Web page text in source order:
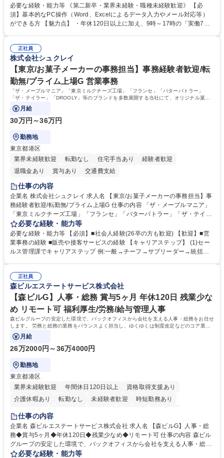
営事務局業務などにも幅広く携わっていただきます。 【会員管理・データ
入力業務】 ・医師（会員）の住所変更、個人情報のシステム登録・更新
・年会費の徴収管理や入金データの照合確認 【問い合わせ対応】 ・会員
年休120日/デスクワーク中心で残業少なめ
必要な経験・能力等 《第二新卒・業界未経験・職種未経験歓迎》 【必
須】基本的なPC操作（Word、Excelによるデータ入力やメール対応等）
ができる方 【魅力点】 ・年休120日以上に加え、9時～17時の「実働7時
整、資料作成、当日の運営サポート 学歴・資格 学歴：大学院 大学 語学
力： 資格：
正社員
株式会社シュクレイ
【東京/お菓子メーカーの事務担当】事務経験者歓迎/転
勤無/プライム上場G 営業事務
「ザ・メープルマニア」「東京ミルクチーズ工場」「フランセ」「バターバトラー」
「ザ・テイラー」「DROOLY」等のブランドを多数展開する当社にて、オリジナル菓子
ブランド商品の事務業務をお任せいたします。
月給
30万円～36万円
勤務地
東京都港区
業界未経験歓迎
転勤なし 住宅手当あり
経験者歓迎
退職金あり
賞与あり 交通費支給
仕事の内容
企業名 株式会社シュクレイ 求人名 【東京/お菓子メーカーの事務担当】事
務経験者歓迎/転勤無/プライム上場G 仕事の内容 「ザ・メープルマニア」
「東京ミルクチーズ工場」「フランセ」「バターバトラー」「ザ・テイラ
ー」「DROOLY」等のブランドを多数展開する当社にて、オリジナル菓子
ブランド商品の事務業務をお任せいたします。 【具体的な業務内容】 ■店
舗からの発注受付/PC入力業務 ■受電対応(社内/社外) ■商品のマスター登
録 ■日々の売上抽出・報告 ■提携企業への書類送付業務 ■契約書管理業務
必要な経験・能力等
必要な経験・能力等 【必須】■社会人経験(26卒の方も歓迎) 【歓迎】■営
業事務の経験 ■販売や接客サービスの経験 【キャリアステップ】 (1)セー
ルス管理課でキャリアステップ 例:一般→チーフ→サブリーダー→統括リ
や個別面談を通してご自身のキャリアと向き合っていただき、会社として
もバックアップしていきます。 学歴・資格 学歴：大学院 大学 高専 短大
専修学校 高校 語学力： 資格：
正社員
森ビルエステートサービス株式会社
【森ビルG】人事・総務 賞与5ヶ月 年休120日 残業少な
め リモート可 福利厚生/労務/給与管理人事
森ビルグループの安定した環境で、バックオフィスから会社を支える人事・総務をお任せ
します。 労務と総務の業務をバランスよく担当し、ゆくゆくは制度改定などのコア業務
にも挑戦できる、やりがいある環境です。
月給
26万2000円～36万4000円
勤務地
東京都港区
業界未経験歓迎
年間休日120日以上
資格取得支援あり
介護休暇あり
転勤なし 未経験者歓迎
時短勤務あり
経験者歓迎
完全週休2日制
交通費支給 長期歓迎 駅近5分以内 土日祝休み
仕事の内容
企業名 森ビルエステートサービス株式会社 求人名 【森ビルG】人事・総
務◆賞与5ヶ月◆年休120日◆残業少なめ◆リモート可 仕事の内容 森ビル
グループの安定した環境で、バックオフィスから会社を支える人事・総務
をお任せします。 労務と総務の業務をバランスよく担当し、ゆくゆくは制
必要な経験・能力等